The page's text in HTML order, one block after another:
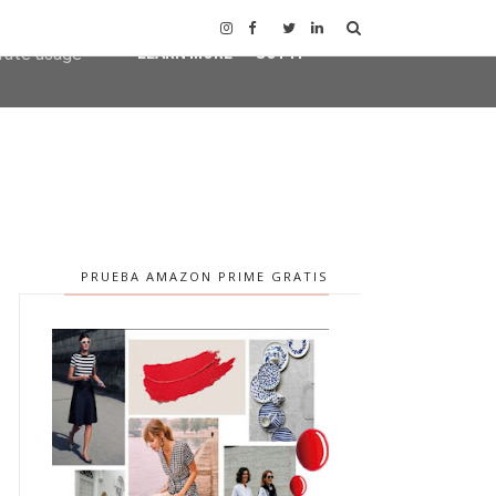
PRUEBA AMAZON PRIME GRATIS
agent
usage
LEARN MORE GOT IT